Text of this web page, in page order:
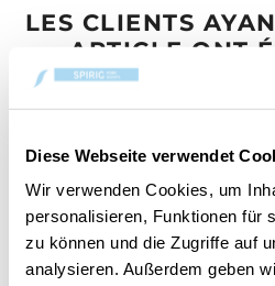
Diese Webseite verwendet
Wir verwenden Cookies, um
personalisieren, Funktionen für
zu können und die Zugriffe auf
analysieren. Außerdem geben
LES CLIENTS
ARTICLE ONT